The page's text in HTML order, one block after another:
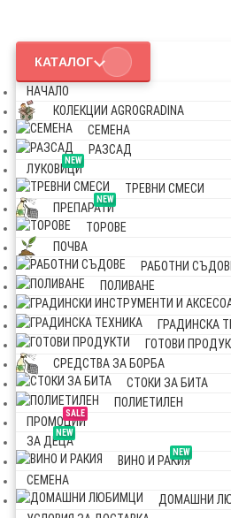
КАТАЛОГ
НАЧАЛО
КОЛЕКЦИИ AGROGRADINA
СЕМЕНА
РАЗСАД
NEW
ЛУКОВИЦИ
ТРЕВНИ СМЕСИ
NEW
ПРЕПАРАТИ
ТОРОВЕ
ПОЧВА
РАБОТНИ
ПОЛИВАНЕ
ГРАДИНСКА
ГОТОВИ
СРЕДСТВА ЗА БОРБА
СТОКИ ЗА БИТА
ПОЛИЕТИЛЕН
SALE
ПРОМОЦИИ
NEW
ЗА ДЕЦА
NEW
ВИНО И РАКИЯ
СЕМЕНА
ДОМАШНИ